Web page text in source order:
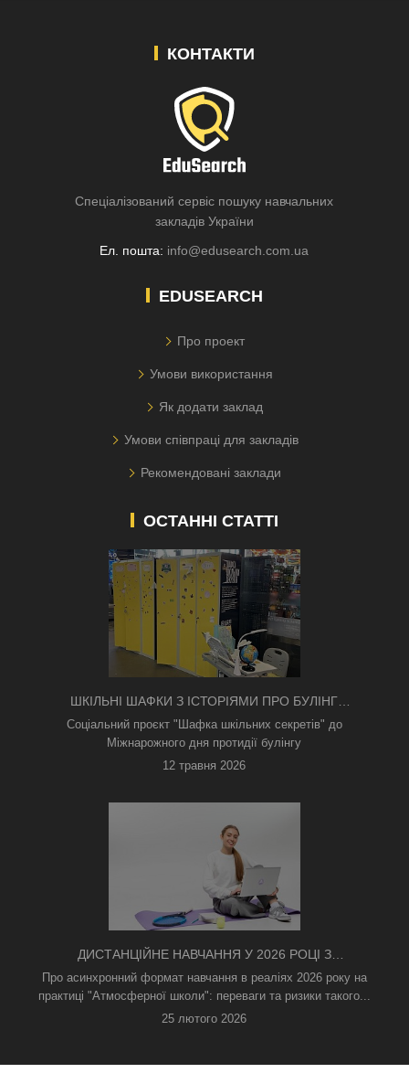
КОНТАКТИ
Спеціалізований сервіс пошуку навчальних
закладів України
Ел. пошта: info@edusearch.com.ua
EDUSEARCH
Про проект
Умови використання
Як додати заклад
Умови співпраці для закладів
Рекомендовані заклади
ОСТАННІ СТАТТІ
ШКІЛЬНІ ШАФКИ З ІСТОРІЯМИ ПРО БУЛІНГ
З'ЯВИЛИСЯ В КИЄВІ
Соціальний проєкт "Шафка шкільних секретів" до
Міжнарожного дня протидії булінгу
12 травня 2026
ДИСТАНЦІЙНЕ НАВЧАННЯ У 2026 РОЦІ З
ТРИВОГАМИ ТА БЕЗ СВІТЛА: ЯК АСИНХРОННИЙ
ФОРМАТ РЯТУЄ ОСВІТНІЙ ПРОЦЕС
Про асинхронний формат навчання в реаліях 2026 року на
практиці "Атмосферної школи": переваги та ризики такого...
25 лютого 2026